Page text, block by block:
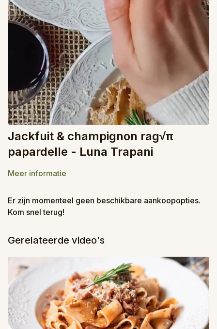
Jackfuit & champignon rag√π
papardelle - Luna Trapani
Meer informatie
Er zijn momenteel geen beschikbare aankoopopties.
Kom snel terug!
Gerelateerde video's